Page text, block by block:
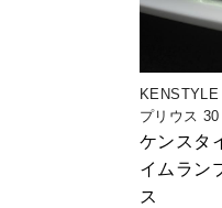
KENSTYLE
プリウス
ケンスタ
イムラン
ス